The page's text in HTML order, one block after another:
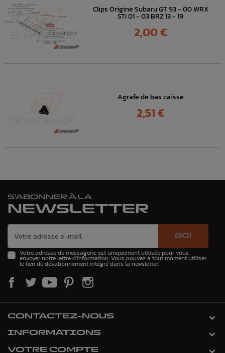
Clips Origine Subaru GT 93 - 00 WRX
STI 01 - 03 BRZ 13 - 19
Prix
2,00 €
Agrafe de bas caisse
Prix
2,51 €
S'ABONNER À LA
NEWSLETTER
GO!
Votre adresse de messagerie est uniquement utilisée pour vous
envoyer notre lettre d'information. Vous pouvez à tout moment utiliser
le lien de désabonnement intégré dans la newsletter.
CONTACTEZ-NOUS
INFORMATIONS
VOTRE COMPTE